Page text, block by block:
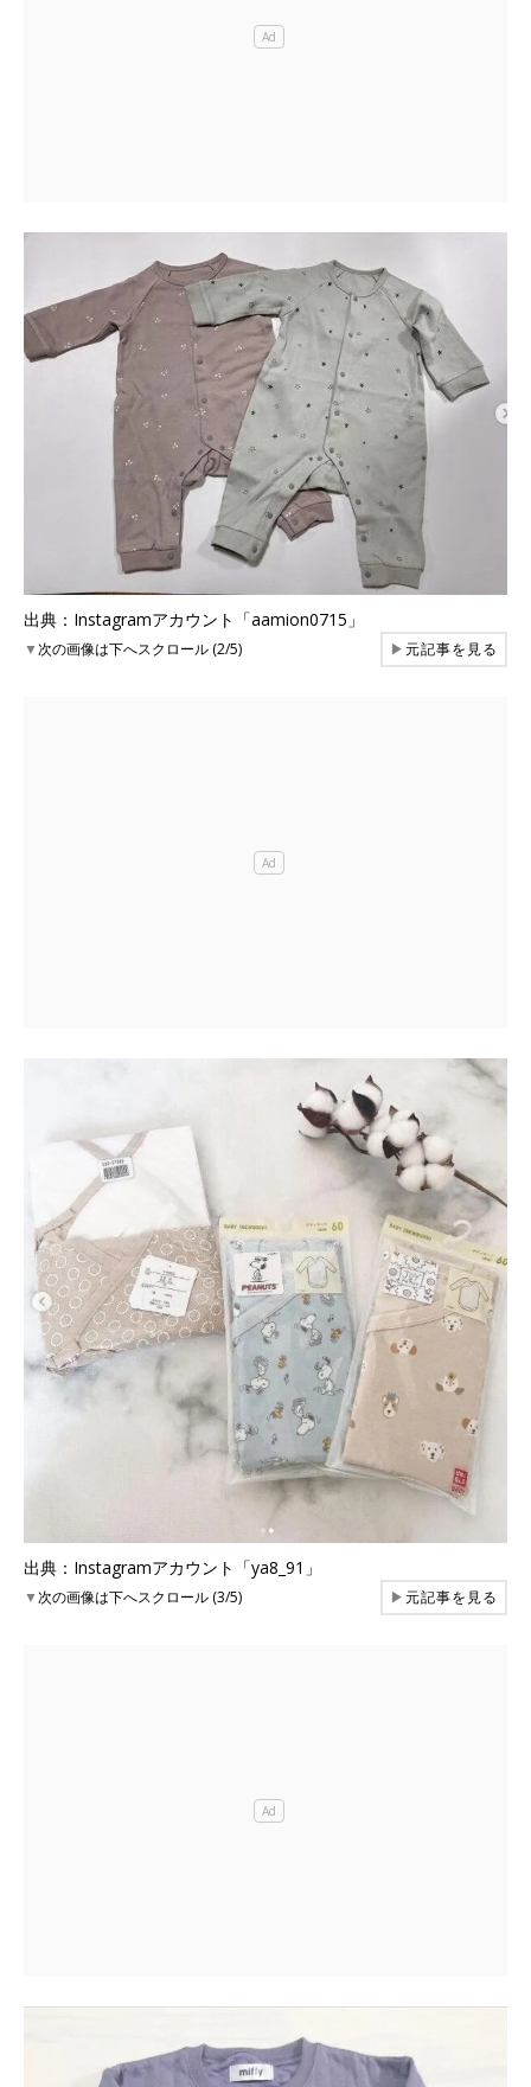
出典：Instagramアカウント「aamion0715」
▼次の画像は下へスクロール (2/5) ▶元記事を見る
出典：Instagramアカウント「ya8_91」
▼次の画像は下へスクロール (3/5) ▶元記事を見る